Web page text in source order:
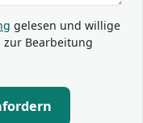
gelesen und willige
Bearbeitung